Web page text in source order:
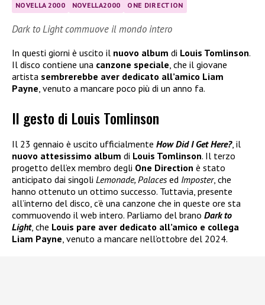
NOVELLA 2000
NOVELLA2000 ONE DIRECTION
Dark to Light commuove il mondo intero
In questi giorni è uscito il nuovo album di Louis Tomlinson.
Il disco contiene una canzone speciale , che il giovane
artista sembrerebbe aver dedicato all’amico Liam
Payne , venuto a mancare poco più di un anno fa.
Il gesto di Louis Tomlinson
Il 23 gennaio è uscito ufficialmente How Did I Get Here?, il
nuovo attesissimo album di Louis Tomlinson. Il terzo
progetto dell’ex membro degli One Direction è stato
anticipato dai singoli Lemonade, Palacesed Imposter, che
hanno ottenuto un ottimo successo. Tuttavia, presente
all’interno del disco, c’è una canzone che in queste ore sta
commuovendo il web intero. Parliamo del brano Dark to
Light, che Louis pare aver dedicato all’amico e collega
Liam Payne, venuto a mancare nell’ottobre del 2024.